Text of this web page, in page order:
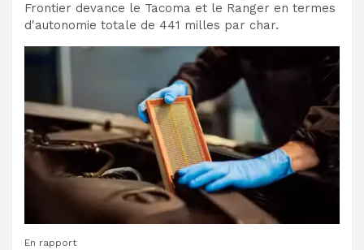
Frontier devance le Tacoma et le Ranger en termes
d'autonomie totale de 441 milles par char.
En rapport